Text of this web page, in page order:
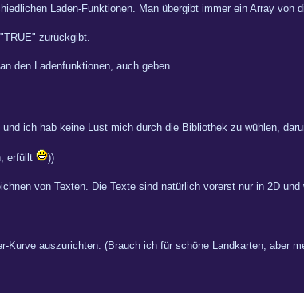
Laden-Funktionen. Man übergibt immer ein Array von
zurückgibt.
den Ladenfunktionen, auch geben.
ich hab keine Lust mich durch die Bibliothek zu wühlen,
erfüllt ))
von Texten. Die Texte sind natürlich vorerst nur in 2D
Kurve auszurichten. (Brauch ich für schöne Landkarten, aber